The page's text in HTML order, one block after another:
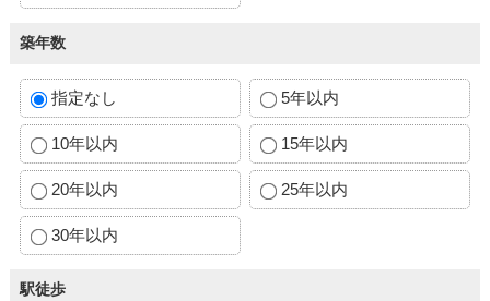
築年数
指定なし 5年以内
10年以内 15年以内
20年以内 25年以内
30年以内
駅徒歩